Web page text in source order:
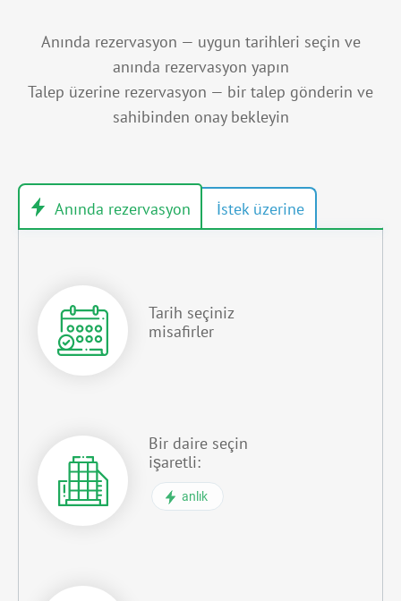
Anında rezervasyon — uygun tarihleri seçin ve
anında rezervasyon yapın
Talep üzerine rezervasyon — bir talep gönderin ve
sahibinden onay bekleyin
Tarih seçiniz
misafirler
Bir daire seçin
işaretli:
anlık